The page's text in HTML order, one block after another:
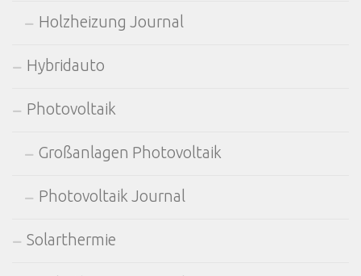
Holzheizung Journal
Hybridauto
Photovoltaik
Großanlagen Photovoltaik
Photovoltaik Journal
Solarthermie